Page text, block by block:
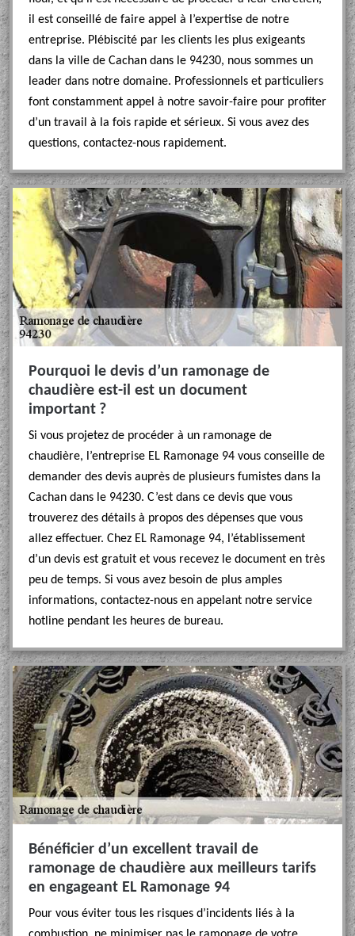
il est conseillé de faire appel à l’expertise de notre
entreprise. Plébiscité par les clients les plus exigeants
dans la ville de Cachan dans le 94230, nous sommes un
leader dans notre domaine. Professionnels et particuliers
font constamment appel à notre savoir-faire pour profiter
d’un travail à la fois rapide et sérieux. Si vous avez des
questions, contactez-nous rapidement.
Pourquoi le devis d’un ramonage de
chaudière est-il est un document
important ?
Si vous projetez de procéder à un ramonage de
chaudière, l’entreprise EL Ramonage 94 vous conseille de
demander des devis auprès de plusieurs fumistes dans la
Cachan dans le 94230. C’est dans ce devis que vous
trouverez des détails à propos des dépenses que vous
allez effectuer. Chez EL Ramonage 94, l’établissement
d’un devis est gratuit et vous recevez le document en très
peu de temps. Si vous avez besoin de plus amples
informations, contactez-nous en appelant notre service
hotline pendant les heures de bureau.
Bénéficier d’un excellent travail de
ramonage de chaudière aux meilleurs tarifs
en engageant EL Ramonage 94
Pour vous éviter tous les risques d’incidents liés à la